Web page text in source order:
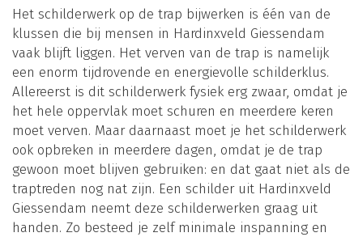
Het schilderwerk op de trap bijwerken is één van de
klussen die bij mensen in Hardinxveld Giessendam
vaak blijft liggen. Het verven van de trap is namelijk
een enorm tijdrovende en energievolle schilderklus.
Allereerst is dit schilderwerk fysiek erg zwaar, omdat je
het hele oppervlak moet schuren en meerdere keren
moet verven. Maar daarnaast moet je het schilderwerk
ook opbreken in meerdere dagen, omdat je de trap
gewoon moet blijven gebruiken: en dat gaat niet als de
traptreden nog nat zijn. Een schilder uit Hardinxveld
Giessendam neemt deze schilderwerken graag uit
handen. Zo besteed je zelf minimale inspanning en